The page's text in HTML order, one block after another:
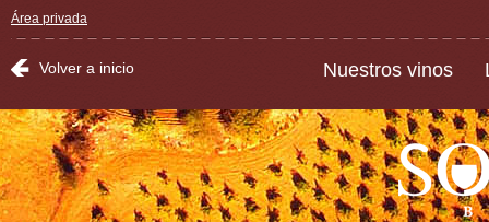
Área privada
Volver a inicio Nuestros vinos